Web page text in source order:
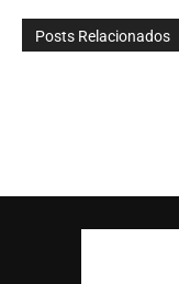
Posts Relacionados